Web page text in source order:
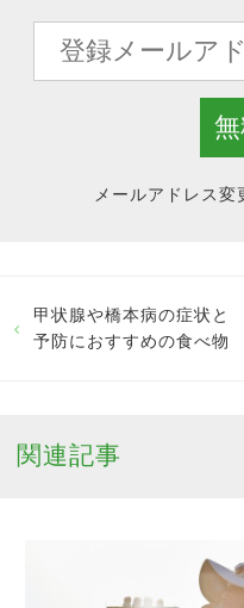
メールアドレス変
甲状腺や橋本病の症状と
予防におすすめの食べ物
関連記事